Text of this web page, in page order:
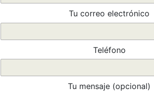
Tu correo electrónico
Teléfono
Tu mensaje (opcional)